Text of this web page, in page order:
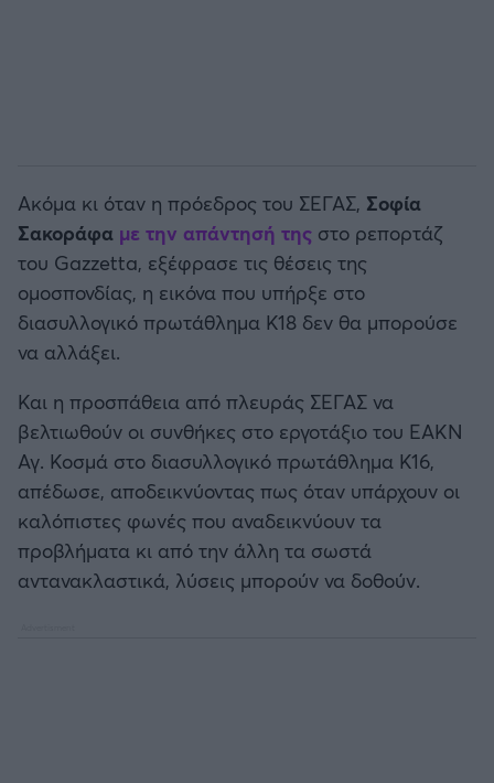
Ακόμα κι όταν η πρόεδρος του ΣΕΓΑΣ, Σοφία
Σακοράφα με την απάντησή της στο ρεπορτάζ
του Gazzetta, εξέφρασε τις θέσεις της
ομοσπονδίας, η εικόνα που υπήρξε στο
διασυλλογικό πρωτάθλημα Κ18 δεν θα μπορούσε
να αλλάξει.
Και η προσπάθεια από πλευράς ΣΕΓΑΣ να
βελτιωθούν οι συνθήκες στο εργοτάξιο του ΕΑΚΝ
Αγ. Κοσμά στο διασυλλογικό πρωτάθλημα Κ16,
απέδωσε, αποδεικνύοντας πως όταν υπάρχουν οι
καλόπιστες φωνές που αναδεικνύουν τα
προβλήματα κι από την άλλη τα σωστά
αντανακλαστικά, λύσεις μπορούν να δοθούν.